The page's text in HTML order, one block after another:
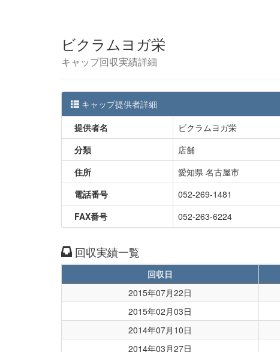
ビクラムヨガ栄
キャップ回収実績詳細
キャップ提供者詳細
提供者名
ビクラムヨガ栄
分類
店舗
住所
愛知県 名古屋市
電話番号
052-269-1481
FAX番号
052-263-6224
回収実績一覧
回収日
2015年07月22日
2015年02月03日
2014年07月10日
2014年03月27日